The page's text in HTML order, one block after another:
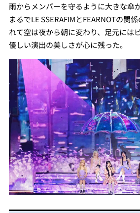
雨からメンバーを守るように大きな傘
まるでLE SSERAFIMとFEARNOTの関
れて空は夜から朝に変わり、足元には
優しい演出の美しさが心に残った。